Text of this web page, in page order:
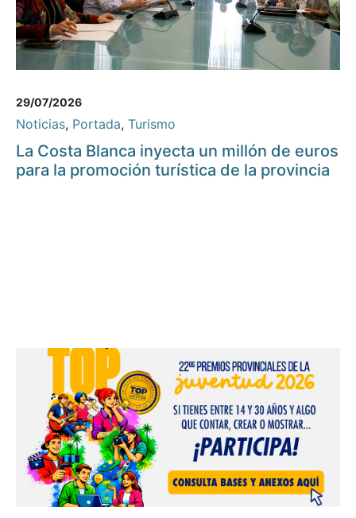
29/07/2026
Noticias, Portada, Turismo
La Costa Blanca inyecta un millón de euros
para la promoción turística de la provincia